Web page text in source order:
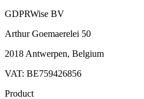
GDPRWise BV
Arthur Goemaerelei 50
2018 Antwerpen, Belgium
VAT: BE759426856
Product